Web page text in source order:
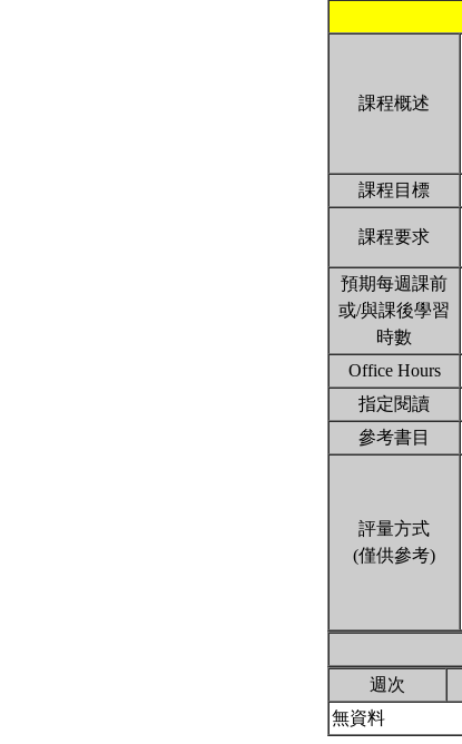
課程概述
課程目標
課程要求
預期每週課前
或/與課後學習
時數
Office Hours
指定閱讀
參考書目
評量方式
(僅供參考)
週次
無資料